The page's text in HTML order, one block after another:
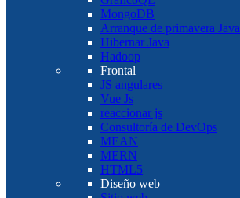
MongoDB
Arranque de primavera Java
Hibernar Java
Hadoop
Frontal
JS angulares
Vue Js
reaccionar js
Consultoría de DevOps
MEAN
MERN
HTML5
Diseño web